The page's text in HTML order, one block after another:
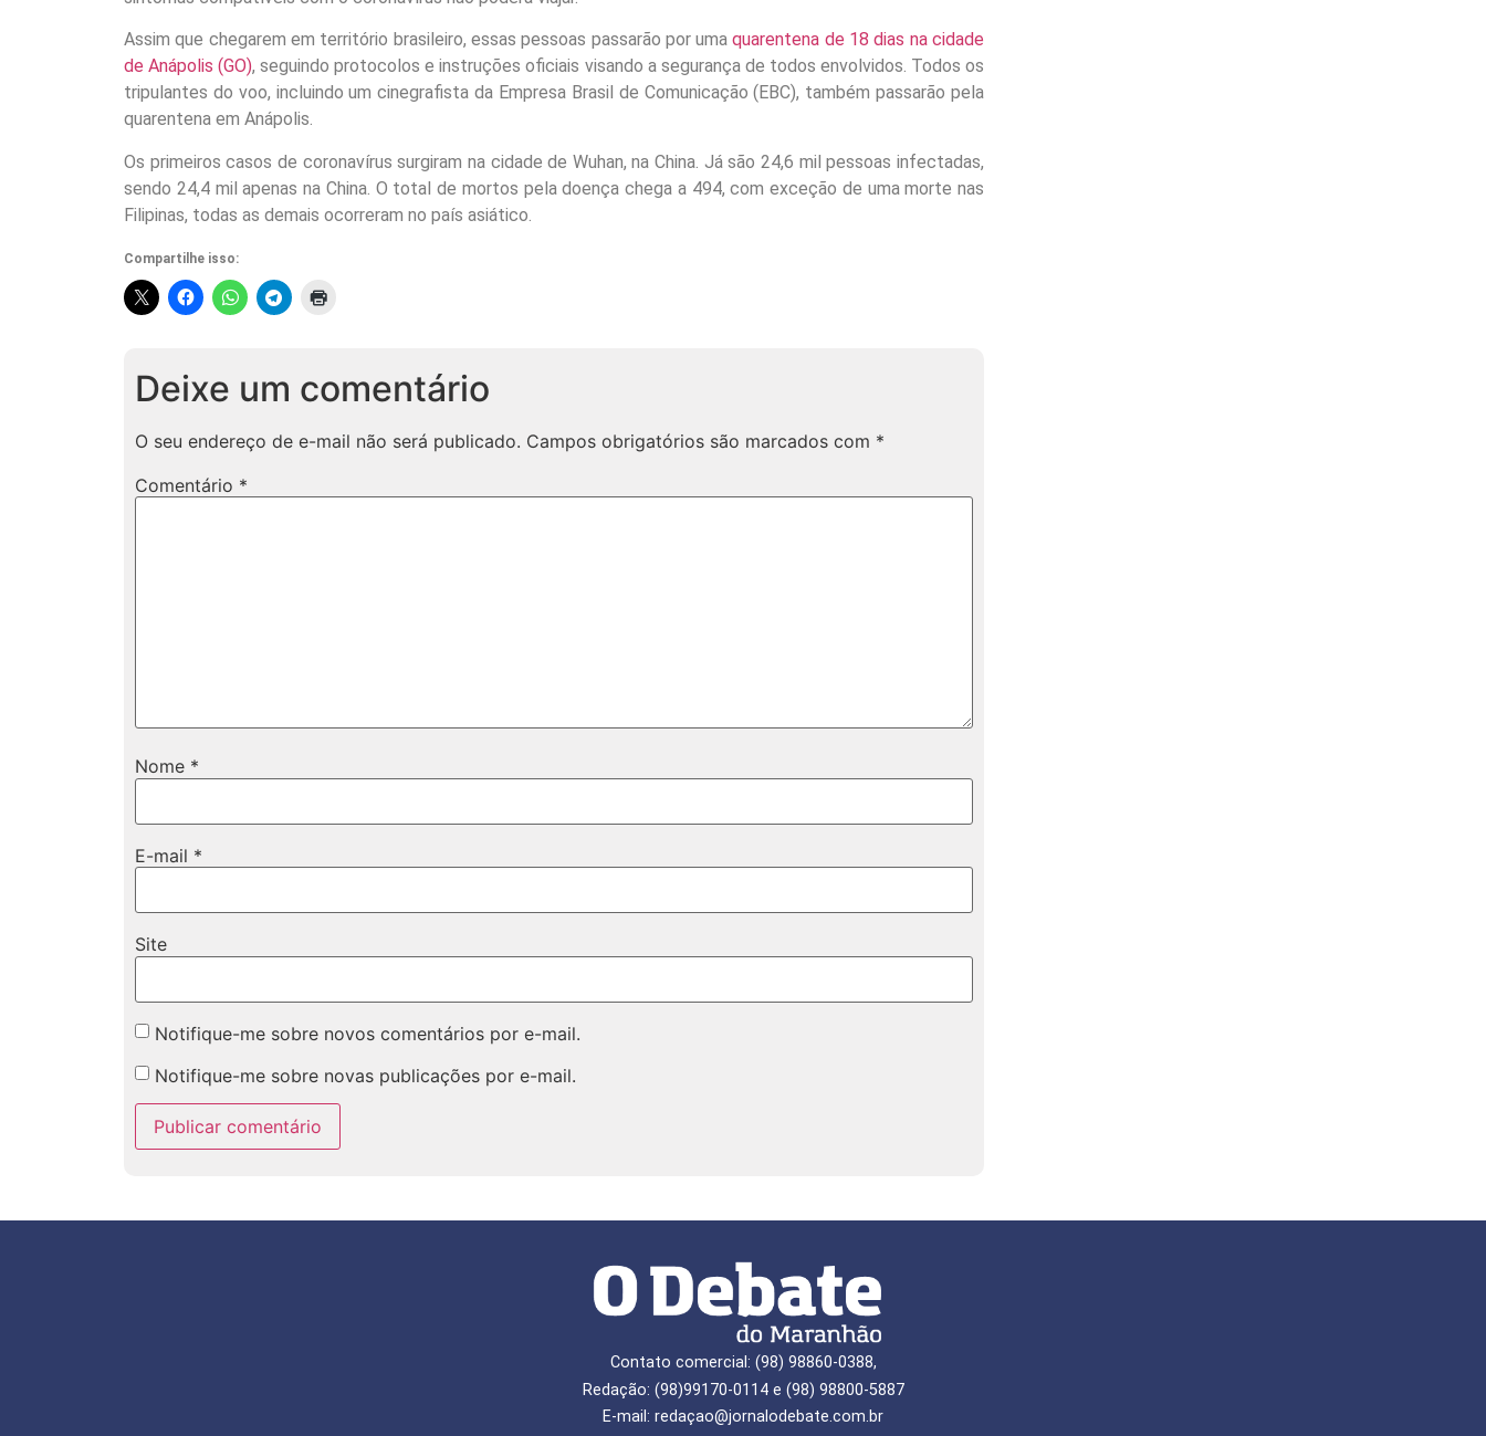
Assim que chegarem em território brasileiro, essas pessoas passarão por umaquarentena de 18 dias na cidade
de Anápolis (GO), seguindo protocolos e instruções oficiais visando a segurança de todos envolvidos. Todos os
tripulantes do voo, incluindo um cinegrafista da Empresa Brasil de Comunicação (EBC), também passarão pela
quarentena em Anápolis.
Os primeiros casos de coronavírus surgiram na cidade de Wuhan, na China. Já são 24,6 mil pessoas infectadas,
sendo 24,4 mil apenas na China. O total de mortos pela doença chega a 494, com exceção de uma morte nas
Filipinas, todas as demais ocorreram no país asiático.
Compartilhe isso:
Deixe um comentário
O seu endereço de e-mail não será publicado. Campos obrigatórios são marcados com *
Comentário *
Nome *
E-mail *
Site
Notifique-me sobre novos comentários por e-mail.
Notifique-me sobre novas publicações por e-mail.
Contato comercial: (98) 98860-0388,
Redação: (98)99170-0114 e (98) 98800-5887
E-mail: redaçao@jornalodebate.com.br